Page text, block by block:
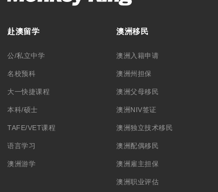
赴澳留学
公/私立中学
名校预科
大一快捷课程
本科/硕士
TAFE/VET课程
语言学习
澳洲游学
澳洲移民
澳洲入籍申请
澳洲州担保
澳洲父母移民
澳洲NIV签证
澳洲独立技术移民
澳洲配偶移民
澳洲雇主担保
澳洲职业评估